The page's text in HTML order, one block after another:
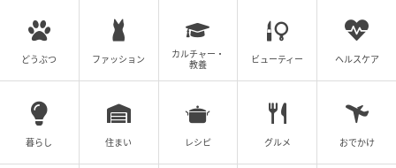
『風、薫る』第6週（C）NHK
道端のラムネを見て、娘の環（英茉）が喜びそうだと
頬を緩めながら値段に手を引っ込める生活のリアル
や、ラムネの瓶が尿瓶に似ていて笑ってしまう小さな
どうぶつ ファッション
カルチャー・
教養
ビューティー ヘルスケア
暮らし 住まい レシピ グルメ おでかけ